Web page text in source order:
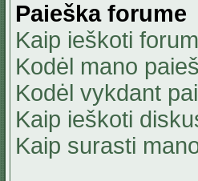
Paieška forume
Kaip ieškoti
Kodėl mano
Kodėl vykdant
Kaip ieškoti
Kaip surasti